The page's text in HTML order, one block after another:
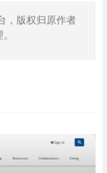
，版权归原作者